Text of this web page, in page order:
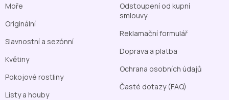
Moře
Originální
Slavnostní a sezónní
Květiny
Pokojové rostliny
Listy a houby
Odstoupení od kupní
smlouvy
Reklamační formulář
Doprava a platba
Ochrana osobních údajů
Časté dotazy (FAQ)